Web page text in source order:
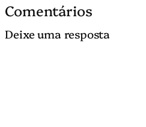
Comentários
Deixe uma resposta